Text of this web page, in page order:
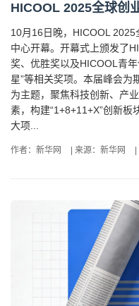
HICOOL 2025全球创
10月16日晚，HICOOL
中心开幕。开幕式上颁发了
奖、优胜奖以及HICOOL青
星”等相关奖项。本届峰会为
为主题，聚焦科技创新、产
素，构建“1+8+11+X”创新板
大项...
作者：新华网 来源：新华网